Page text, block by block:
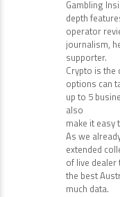
Gambling
depth
operator
journalism,
supporter.
Crypto is the
options can
up to 5
also
make it easy
As we
extended
of live
the best
much data.